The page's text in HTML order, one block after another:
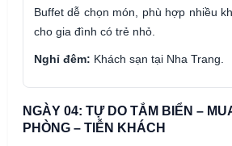
Buffet dễ chọn món, phù hợp nhiều
cho gia đình có trẻ nhỏ.
Nghỉ đêm: Khách sạn tại Nha Trang.
NGÀY 04: TỰ DO TẮM BIỂN –
PHÒNG – TIỄN KHÁCH